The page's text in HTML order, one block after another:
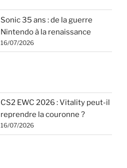
Sonic 35 ans : de la guerre
Nintendo à la renaissance
16/07/2026
CS2 EWC 2026 : Vitality peut-il
reprendre la couronne ?
16/07/2026